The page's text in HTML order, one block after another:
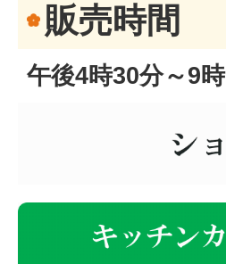
販売時間
午後4時30分～9時